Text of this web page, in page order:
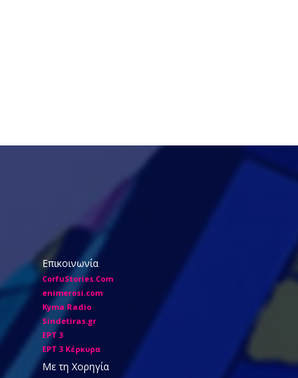
Επικοινωνία
CorfuStories.Com
enimerosi.com
Kyma Radio
Sindetiras.gr
ΕΡΤ 3
ΕΡΤ 3 Κέρκυρα
Με τη Χορηγία